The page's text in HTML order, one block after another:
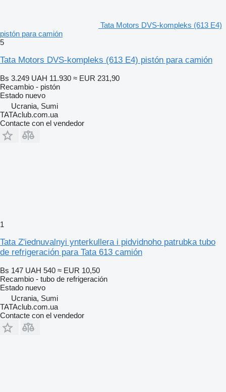
Tata Motors DVS-kompleks (613 E4)
pistón para camión
5
Tata Motors DVS-kompleks (613 E4) pistón para camión
Bs 3.249 UAH 11.930 ≈ EUR 231,90
Recambio - pistón
Estado nuevo
Ucrania, Sumi
TATAclub.com.ua
Contacte con el vendedor
1
Tata Z'iednuvalnyi ynterkullera i pidvidnoho patrubka tubo
de refrigeración para Tata 613 camión
Bs 147 UAH 540 ≈ EUR 10,50
Recambio - tubo de refrigeración
Estado nuevo
Ucrania, Sumi
TATAclub.com.ua
Contacte con el vendedor